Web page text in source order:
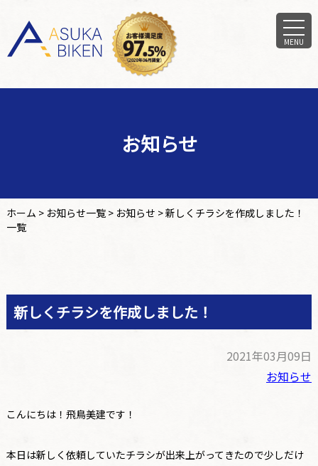
MENU
お知らせ
ホーム > お知らせ一覧> お知らせ >新しくチラシを作成しました！
一覧
新しくチラシを作成しました！
2021年03月09日
お知らせ
こんにちは！飛鳥美建です！
本日は新しく依頼していたチラシが出来上がってきたので少しだけ